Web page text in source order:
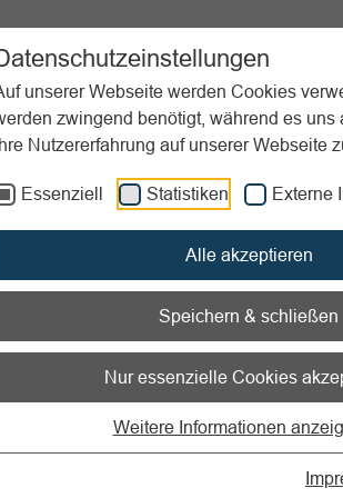
unserer Webseite werden Cookies
zwingend benötigt, während es uns
Nutzererfahrung auf unserer Webseite
Essenziell Statistiken Externe
Alle akzeptieren
Speichern & schließen
Nur essenzielle Cookies
Weitere Informationen
Sportpraxis Aktuelles
Sport
zum Readspeaker öffnen
im Sport
Ausbildung